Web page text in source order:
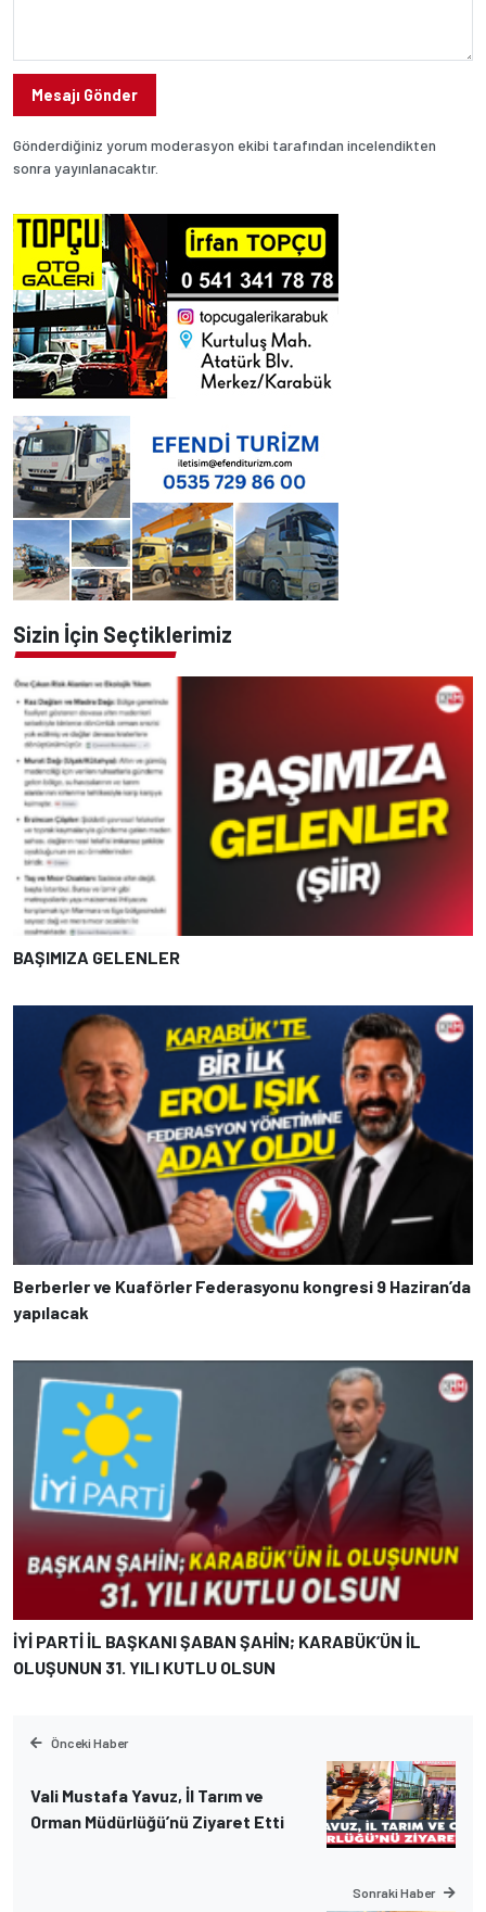
Mesajı Gönder
Gönderdiğiniz yorum moderasyon ekibi tarafından incelendikten
sonra yayınlanacaktır.
Sizin İçin Seçtiklerimiz
BAŞIMIZA GELENLER
Berberler ve Kuaförler Federasyonu kongresi 9 Haziran’da
yapılacak
İYİ PARTİ İL BAŞKANI ŞABAN ŞAHİN; KARABÜK’ÜN İL
OLUŞUNUN 31. YILI KUTLU OLSUN
Önceki Haber
Vali Mustafa Yavuz, İl Tarım ve
Orman Müdürlüğü’nü Ziyaret Etti
Sonraki Haber